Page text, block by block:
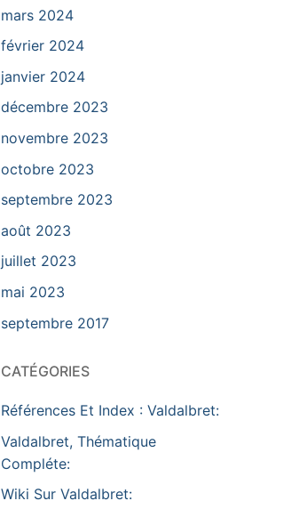
mars 2024
février 2024
janvier 2024
décembre 2023
novembre 2023
octobre 2023
septembre 2023
août 2023
juillet 2023
mai 2023
septembre 2017
CATÉGORIES
Références Et Index : Valdalbret:
Valdalbret, Thématique
Compléte:
Wiki Sur Valdalbret: